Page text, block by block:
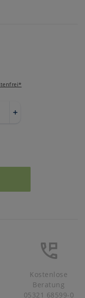
Kostenlose
Beratung
05321 68599-0